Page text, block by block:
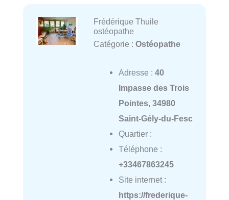
Frédérique Thuile
ostéopathe
Catégorie : Ostéopathe
Adresse : 40
Impasse des Trois
Pointes, 34980
Saint-Gély-du-Fesc
Quartier :
Téléphone :
+33467863245
Site internet :
https://frederique-